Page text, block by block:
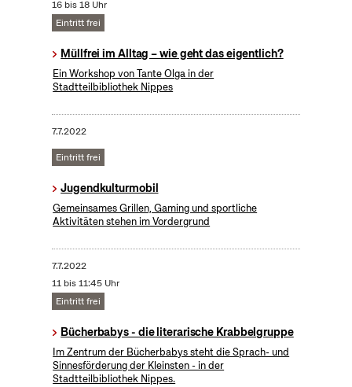
16 bis 18 Uhr
Eintritt frei
Müllfrei im Alltag – wie geht das eigentlich?
Ein Workshop von Tante Olga in der
Stadtteilbibliothek Nippes
7.7.2022
Eintritt frei
Jugendkulturmobil
Gemeinsames Grillen, Gaming und sportliche
Aktivitäten stehen im Vordergrund
7.7.2022
11 bis 11:45 Uhr
Eintritt frei
Bücherbabys - die literarische Krabbelgruppe
Im Zentrum der Bücherbabys steht die Sprach- und
Sinnesförderung der Kleinsten - in der
Stadtteilbibliothek Nippes.